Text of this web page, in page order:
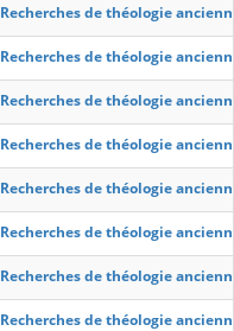
Recherches de théologie
Recherches de théologie
Recherches de théologie
Recherches de théologie
Recherches de théologie
Recherches de théologie
Recherches de théologie
Recherches de théologie